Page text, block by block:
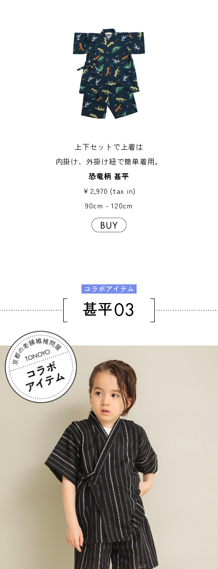
上下セットで上着は
内掛け、外掛け紐で簡単着用。
恐竜柄 甚平
￥2,970 (tax in)
90cm - 120cm